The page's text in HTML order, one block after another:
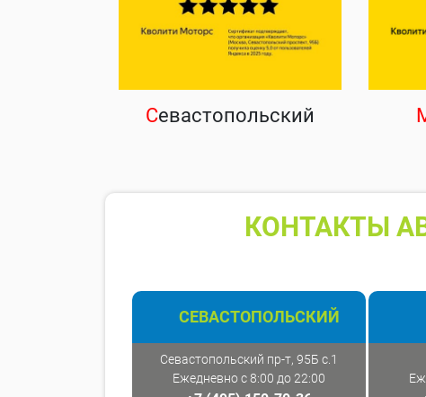
Севастопольский
КОНТАКТЫ
СЕВАСТОПОЛЬСКИЙ
Севастопольский пр-т, 95Б с.1
Ежедневно с 8:00 до 22:00